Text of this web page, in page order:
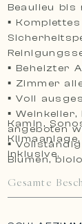
Beaulieu bis
▪
▪ Beheizter
▪ Zimmer
▪ Voll
▪
angeboten
▪
Blumen,
▪
▪
Kamin,
inklusive.
Gesamte